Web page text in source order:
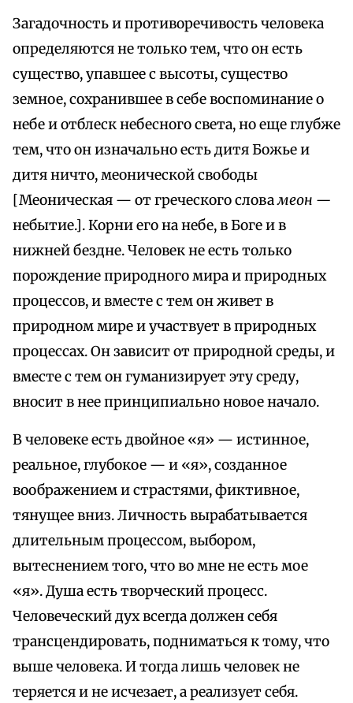
Загадочность и противоречивость человека
определяются не только тем, что он есть
существо, упавшее с высоты, существо
земное, сохранившее в себе воспоминание о
небе и отблеск небесного света, но еще глубже
тем, что он изначально есть дитя Божье и
дитя ничто, меонической свободы
[Меоническая — от греческого словамеон —
небытие.]. Корни его на небе, в Боге и в
нижней бездне. Человек не есть только
порождение природного мира и природных
процессов, и вместе с тем он живет в
природном мире и участвует в природных
процессах. Он зависит от природной среды, и
вместе с тем он гуманизирует эту среду,
вносит в нее принципиально новое начало.
В человеке есть двойное «я» — истинное,
реальное, глубокое — и «я», созданное
воображением и страстями, фиктивное,
тянущее вниз. Личность вырабатывается
длительным процессом, выбором,
вытеснением того, что во мне не есть мое
«я». Душа есть творческий процесс.
Человеческий дух всегда должен себя
трансцендировать, подниматься к тому, что
выше человека. И тогда лишь человек не
теряется и не исчезает, а реализует себя.